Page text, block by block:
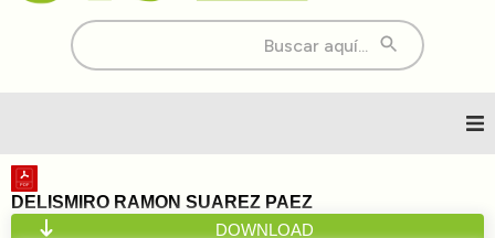
Buscar:
Inicio
Nosotros
DELISMIRO RAMON SUAREZ PAEZ
DOWNLOAD